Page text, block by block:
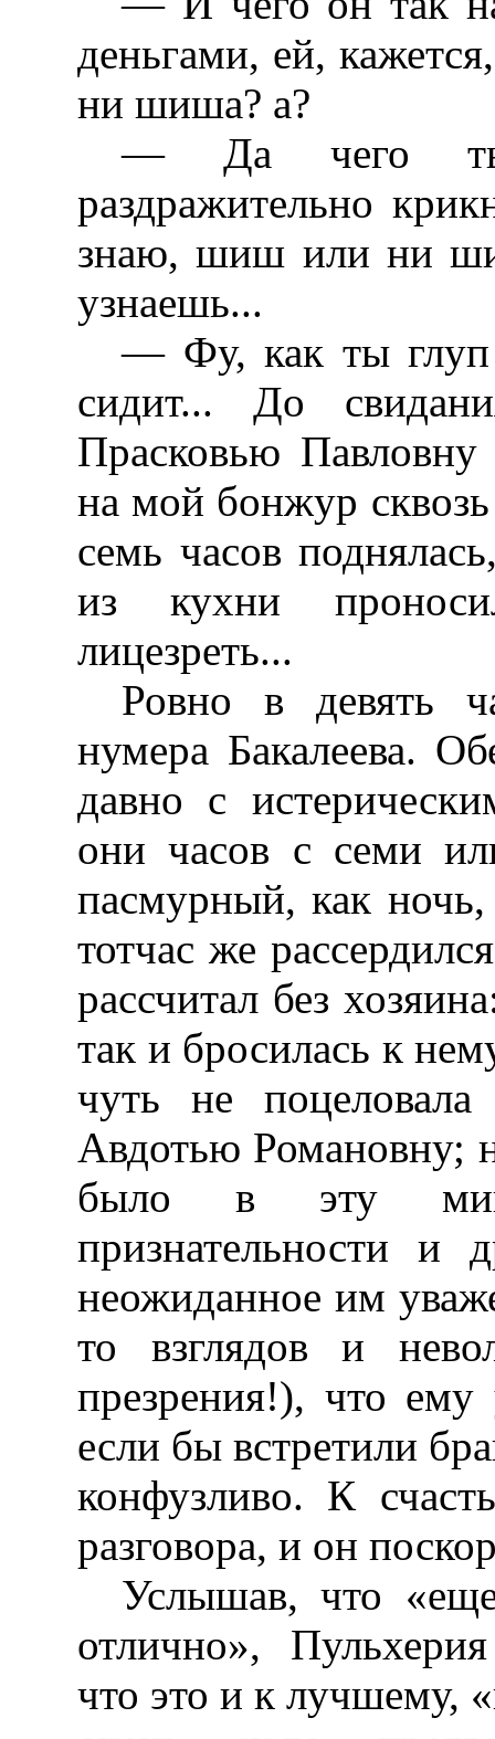
деньгами, ей,
ни шиша? а?
— Да чего
раздражительно
знаю, шиш или ни
узнаешь...
— Фу, как ты глуп
сидит... До
Прасковью Павловну
на мой бонжур
семь часов
из кухни
лицезреть...
Ровно в девять
нумера Бакалеева.
давно с
они часов с семи
пасмурный, как ночь,
тотчас же
рассчитал без
так и бросилась к
чуть не
Авдотью Романовну;
было в эту
признательности и
неожиданное им
то взглядов и
презрения!), что
если бы встретили
конфузливо. К
разговора, и он
Услышав, что
отлично»,
что это и к лучшему,